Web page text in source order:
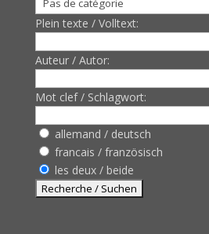
Plein texte / Volltext:
Auteur / Autor:
Mot clef / Schlagwort:
allemand / deutsch
francais / französisch
les deux / beide